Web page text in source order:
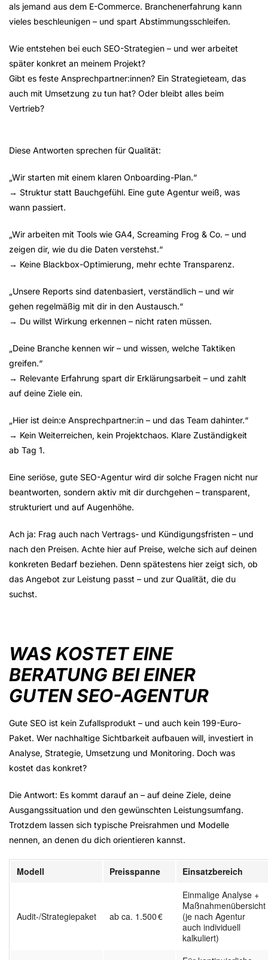
als jemand aus dem E-Commerce. Branchenerfahrung kann
vieles beschleunigen – und spart Abstimmungsschleifen.
Wie entstehen bei euch SEO-Strategien – und wer arbeitet
später konkret an meinem Projekt?
Gibt es feste Ansprechpartner:innen? Ein Strategieteam, das
auch mit Umsetzung zu tun hat? Oder bleibt alles beim
Vertrieb?
Diese Antworten sprechen für Qualität:
„Wir starten mit einem klaren Onboarding-Plan.“
→ Struktur statt Bauchgefühl. Eine gute Agentur weiß, was
wann passiert.
„Wir arbeiten mit Tools wie GA4, Screaming Frog & Co. – und
zeigen dir, wie du die Daten verstehst.“
→ Keine Blackbox-Optimierung, mehr echte Transparenz.
„Unsere Reports sind datenbasiert, verständlich – und wir
gehen regelmäßig mit dir in den Austausch.“
→ Du willst Wirkung erkennen – nicht raten müssen.
„Deine Branche kennen wir – und wissen, welche Taktiken
greifen.“
→ Relevante Erfahrung spart dir Erklärungsarbeit – und zahlt
auf deine Ziele ein.
„Hier ist dein:e Ansprechpartner:in – und das Team dahinter.“
→ Kein Weiterreichen, kein Projektchaos. Klare Zuständigkeit
ab Tag 1.
Eine seriöse, gute SEO-Agentur wird dir solche Fragen nicht nur
beantworten, sondern aktiv mit dir durchgehen – transparent,
strukturiert und auf Augenhöhe.
Ach ja: Frag auch nach Vertrags- und Kündigungsfristen – und
nach den Preisen. Achte hier auf Preise, welche sich auf deinen
konkreten Bedarf beziehen. Denn spätestens hier zeigt sich, ob
das Angebot zur Leistung passt – und zur Qualität, die du
suchst.
WAS KOSTET EINE
BERATUNG BEI EINER
GUTEN SEO-AGENTUR
Gute SEO ist kein Zufallsprodukt – und auch kein 199-Euro-
Paket. Wer nachhaltige Sichtbarkeit aufbauen will, investiert in
Analyse, Strategie, Umsetzung und Monitoring. Doch was
kostet das konkret?
Die Antwort: Es kommt darauf an – auf deine Ziele, deine
Ausgangssituation und den gewünschten Leistungsumfang.
Trotzdem lassen sich typische Preisrahmen und Modelle
nennen, an denen du dich orientieren kannst.
Modell Preisspanne Einsatzbereich
Audit-/Strategiepaket ab ca. 1.500 €
Einmalige Analyse +
Maßnahmenübersicht
(je nach Agentur
auch individuell
kalkuliert)